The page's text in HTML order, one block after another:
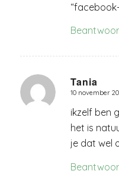
Tania
zegt:
10 november
ikzelf ben
het is
je dat wel